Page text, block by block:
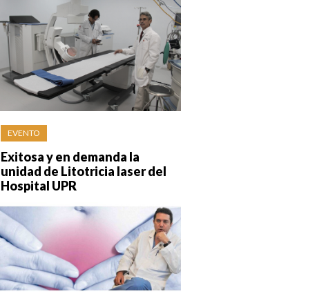
EVENTO
Exitosa y en demanda la
unidad de Litotricia laser del
Hospital UPR